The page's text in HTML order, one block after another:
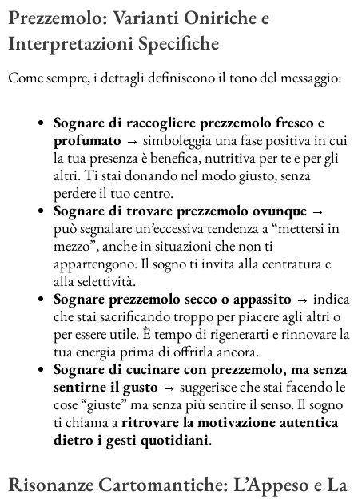
Prezzemolo: Varianti Oniriche e
Interpretazioni Specifiche
Come sempre, i dettagli definiscono il tono del messaggio:
Sognare di raccogliere prezzemolo fresco e
profumato → simboleggia una fase positiva in cui
la tua presenza è benefica, nutritiva per te e per gli
altri. Ti stai donando nel modo giusto, senza
perdere il tuo centro.
Sognare di trovare prezzemolo ovunque →
può segnalare un’eccessiva tendenza a “mettersi in
mezzo”, anche in situazioni che non ti
appartengono. Il sogno ti invita alla centratura e
alla selettività.
Sognare prezzemolo secco o appassito → indica
che stai sacrificando troppo per piacere agli altri o
per essere utile. È tempo di rigenerarti e rinnovare la
tua energia prima di offrirla ancora.
Sognare di cucinare con prezzemolo, ma senza
sentirne il gusto → suggerisce che stai facendo le
cose “giuste” ma senza più sentire il senso. Il sogno
ti chiama aritrovare la motivazione autentica
dietro i gesti quotidiani.
Risonanze Cartomantiche: L’Appeso e La